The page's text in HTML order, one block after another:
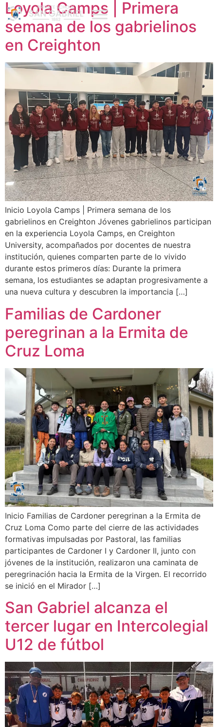
Loyola Camps | Primera
semana de los gabrielinos
en Creighton
Inicio Loyola Camps | Primera semana de los
gabrielinos en Creighton Jóvenes gabrielinos participan
en la experiencia Loyola Camps, en Creighton
University, acompañados por docentes de nuestra
institución, quienes comparten parte de lo vivido
durante estos primeros días: Durante la primera
semana, los estudiantes se adaptan progresivamente a
una nueva cultura y descubren la importancia […]
Familias de Cardoner
peregrinan a la Ermita de
Cruz Loma
Inicio Familias de Cardoner peregrinan a la Ermita de
Cruz Loma Como parte del cierre de las actividades
formativas impulsadas por Pastoral, las familias
participantes de Cardoner I y Cardoner II, junto con
jóvenes de la institución, realizaron una caminata de
peregrinación hacia la Ermita de la Virgen. El recorrido
se inició en el Mirador […]
San Gabriel alcanza el
tercer lugar en Intercolegial
U12 de fútbol